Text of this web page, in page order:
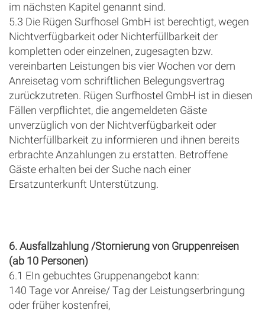
im nächsten Kapitel genannt sind.
5.3 Die Rügen Surfhosel GmbH ist berechtigt, wegen
Nichtverfügbarkeit oder Nichterfüllbarkeit der
kompletten oder einzelnen, zugesagten bzw.
vereinbarten Leistungen bis vier Wochen vor dem
Anreisetag vom schriftlichen Belegungsvertrag
zurückzutreten. Rügen Surfhostel GmbH ist in diesen
Fällen verpflichtet, die angemeldeten Gäste
unverzüglich von der Nichtverfügbarkeit oder
Nichterfüllbarkeit zu informieren und ihnen bereits
erbrachte Anzahlungen zu erstatten. Betroffene
Gäste erhalten bei der Suche nach einer
Ersatzunterkunft Unterstützung.
6. Ausfallzahlung /Stornierung von Gruppenreisen
(ab 10 Personen)
6.1 EIn gebuchtes Gruppenangebot kann:
140 Tage vor Anreise/ Tag der Leistungserbringung
oder früher kostenfrei,